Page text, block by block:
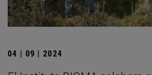
04 | 09 | 2024